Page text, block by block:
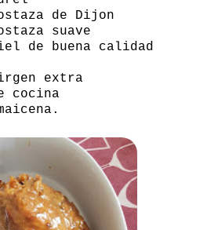
de Dijon
suave
de buena calidad
extra
cocina